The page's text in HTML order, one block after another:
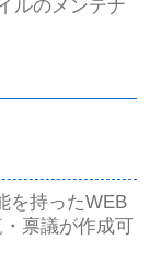
ルのメンテナ
を持ったWEB
禀議が作成可